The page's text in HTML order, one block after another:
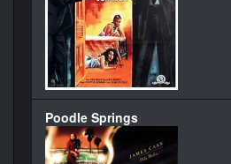
Poodle Springs